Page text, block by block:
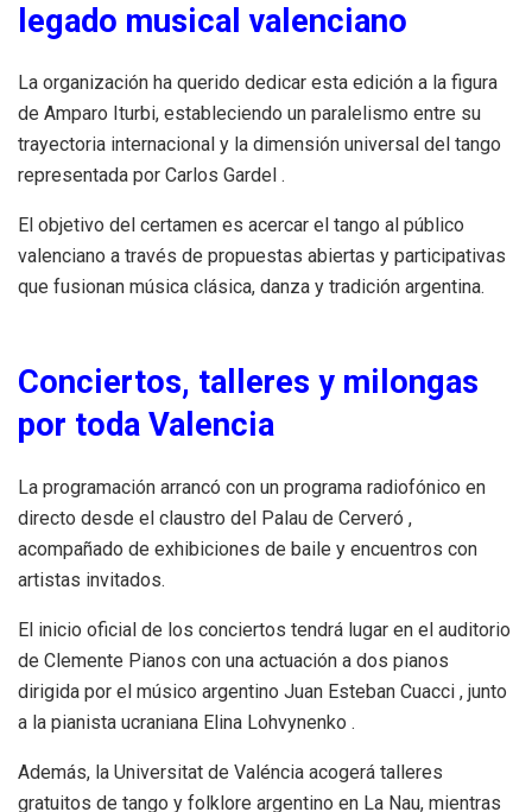
legado musical valenciano
La organización ha querido dedicar esta edición a la figura
de Amparo Iturbi, estableciendo un paralelismo entre su
trayectoria internacional y la dimensión universal del tango
representada por Carlos Gardel .
El objetivo del certamen es acercar el tango al público
valenciano a través de propuestas abiertas y participativas
que fusionan música clásica, danza y tradición argentina.
Conciertos, talleres y milongas
por toda Valencia
La programación arrancó con un programa radiofónico en
directo desde el claustro del Palau de Cerveró ,
acompañado de exhibiciones de baile y encuentros con
artistas invitados.
El inicio oficial de los conciertos tendrá lugar en el auditorio
de Clemente Pianos con una actuación a dos pianos
dirigida por el músico argentino Juan Esteban Cuacci , junto
a la pianista ucraniana Elina Lohvynenko .
Además, la Universitat de Valéncia acogerá talleres
gratuitos de tango y folklore argentino en La Nau, mientras